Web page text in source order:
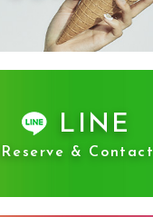
LINE
Reserve & Contact